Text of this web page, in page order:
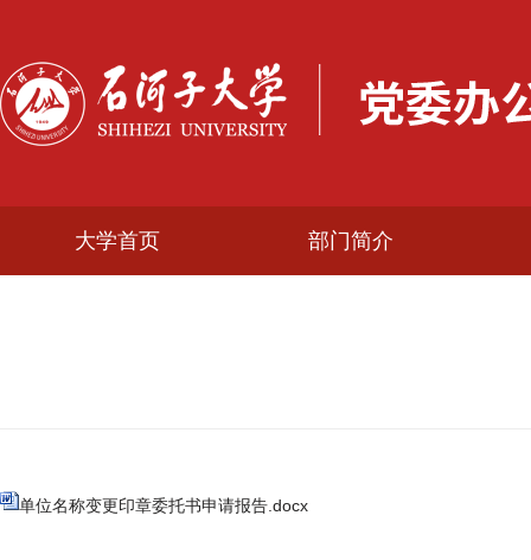
大学首页 部门简介
单位名称变更印章委托书申请报告.docx